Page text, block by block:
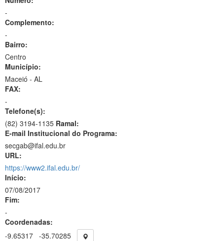
-
Complemento:
-
Bairro:
Centro
Município:
Maceió - AL
FAX:
-
Telefone(s):
(82) 3194-1135 Ramal:
E-mail Institucional do Programa:
secgab@ifal.edu.br
URL:
https://www2.ifal.edu.br/
Início:
07/08/2017
Fim:
-
Coordenadas:
-9.65317 -35.70285